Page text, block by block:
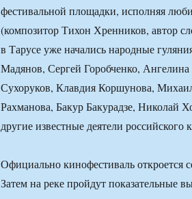
фестивальной площадки, исполняя
(композитор Тихон Хренников, автор
в Тарусе уже начались народные
Мадянов, Сергей Горобченко,
Сухоруков, Клавдия Коршунова,
Рахманова, Бакур Бакурадзе, Николай
другие известные деятели российского
Официально кинофестиваль откроется
Затем на реке пройдут показательные